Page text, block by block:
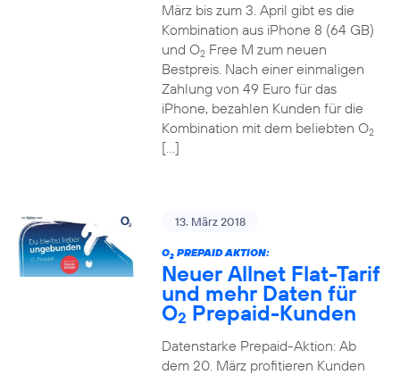
März bis zum 3. April gibt es die
Kombination aus iPhone 8 (64 GB)
und O2Free M zum neuen
Bestpreis. Nach einer einmaligen
Zahlung von 49 Euro für das
iPhone, bezahlen Kunden für die
Kombination mit dem beliebten O2
[…]
13. März 2018
O2PREPAID AKTION:
Neuer Allnet Flat-Tarif
und mehr Daten für
O2 Prepaid-Kunden
Datenstarke Prepaid-Aktion: Ab
dem 20. März profitieren Kunden